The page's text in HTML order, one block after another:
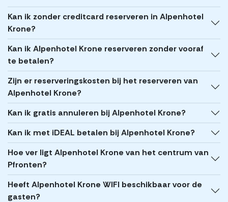
Kan ik zonder creditcard reserveren in Alpenhotel
Krone?
Kan ik Alpenhotel Krone reserveren zonder vooraf
te betalen?
Zijn er reserveringskosten bij het reserveren van
Alpenhotel Krone?
Kan ik gratis annuleren bij Alpenhotel Krone?
Kan ik met iDEAL betalen bij Alpenhotel Krone?
Hoe ver ligt Alpenhotel Krone van het centrum van
Pfronten?
Heeft Alpenhotel Krone WIFI beschikbaar voor de
gasten?